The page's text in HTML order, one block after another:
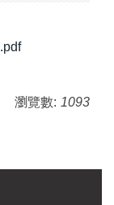
瀏覽數: 1093